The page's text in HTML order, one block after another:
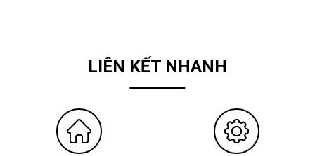
LIÊN KẾT NHANH